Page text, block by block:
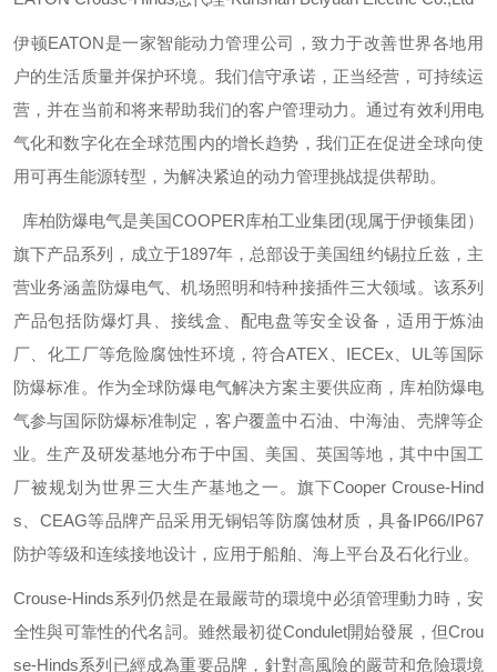
伊顿EATON是一家智能动力管理公司，致力于改善世界各地用
户的生活质量并保护环境。我们信守承诺，正当经营，可持续运
营，并在当前和将来帮助我们的客户管理动力。通过有效利用电
气化和数字化在全球范围内的增长趋势，我们正在促进全球向使
用可再生能源转型，为解决紧迫的动力管理挑战提供帮助。
库柏防爆电气是美国COOPER库柏工业集团(现属于伊顿集团）
旗下产品系列，成立于1897年，总部设于美国纽约锡拉丘兹，主
营业务涵盖防爆电气、机场照明和特种接插件三大领域。该系列
产品包括防爆灯具、接线盒、配电盘等安全设备，适用于炼油
厂、化工厂等危险腐蚀性环境，符合ATEX IECEx UL 等国际
防爆标准。作为全球防爆电气解决方案主要供应商，库柏防爆电
气参与国际防爆标准制定，客户覆盖中石油、中海油、壳牌等企
业。生产及研发基地分布于中国、美国、英国等地，其中中国工
厂被规划为世界三大生产基地之一。旗下Cooper Crouse-Hind
s
CEAG等品牌产品采用无铜铝等防腐蚀材质，具备IP66/IP67
防护等级和连续接地设计，应用于船舶、海上平台及石化行业。
Crouse-Hinds系列仍然是在最嚴苛的環境中必須管理動力時，安
全性與可靠性的代名詞。雖然最初從Condulet開始發展，但Crou
se-Hinds系列已經成為重要品牌，針對高風險的嚴苛和危險環境